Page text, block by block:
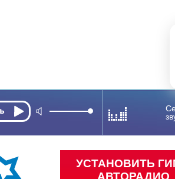
УСТАНОВИТЬ
АВТОРАДИО